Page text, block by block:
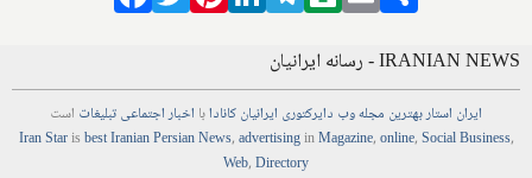
IRANIAN NEWS - رسانه ایرانیان
ایران استاربهترین مجلهوب دایرکتوری ایرانیان کانادابا اخباراجتماعیتبلیغات است
Iran Starisbest Iranian PersianNews,advertisinginMagazine,online,Social Business,
Web,Directory